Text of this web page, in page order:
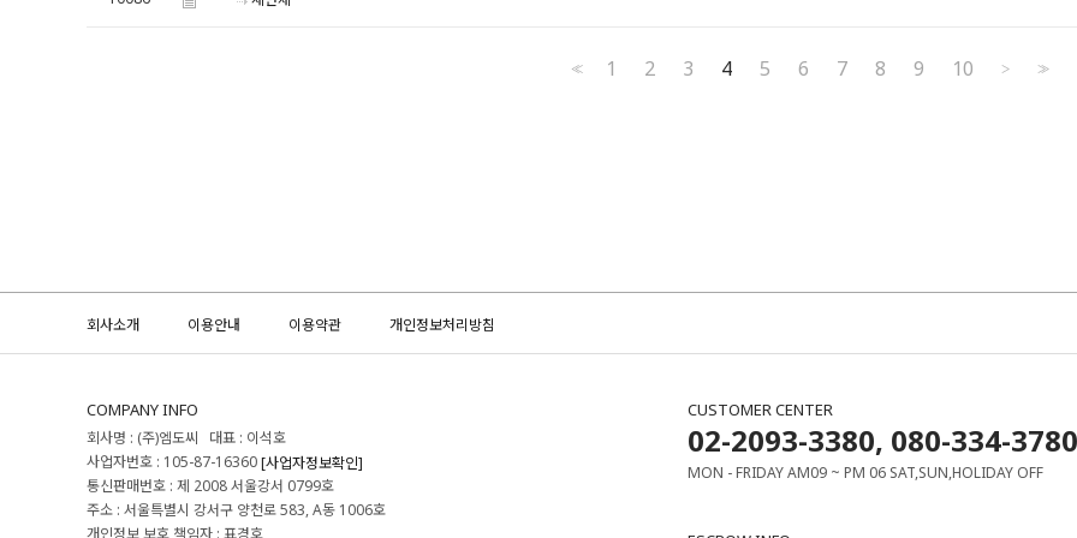
<< 1 2 3 4 5 6 7 8 9 10 > >>
회사소개 이용안내 이용약관 개인정보처리방침
COMPANY INFO
회사명 : (주)엠도씨 대표 : 이석호
사업자번호 : 105-87-16360[사업자정보확인]
통신판매번호 : 제 2008 서울강서 0799호
주소 : 서울특별시 강서구 양천로 583, A동 1006호
CUSTOMER CENTER
02-2093-3380, 080-334-3780
MON - FRIDAY AM09 ~ PM 06 SAT,SUN,HOLIDAY OFF